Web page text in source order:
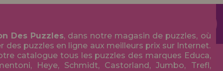
Des Puzzles, dans notre magasin de puzzles, où
des puzzles en ligne aux meilleurs prix sur Internet.
catalogue tous les puzzles des marques Educa,
Heye, Schmidt, Castorland, Jumbo, Trefl,